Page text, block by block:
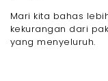
Mari kita bahas
kekurangan dari
yang menyeluruh.